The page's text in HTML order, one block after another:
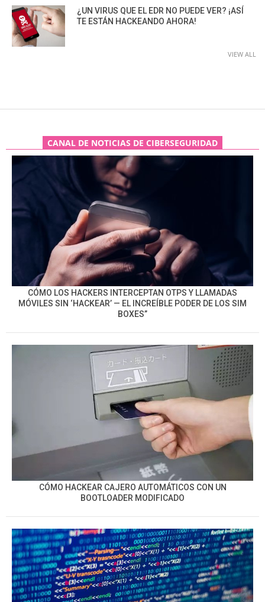
¿UN VIRUS QUE EL EDR NO PUEDE VER? ¡ASÍ
TE ESTÁN HACKEANDO AHORA!
VIEW ALL
CANAL DE NOTICIAS DE CIBERSEGURIDAD
CÓMO LOS HACKERS INTERCEPTAN OTPS Y LLAMADAS
MÓVILES SIN ‘HACKEAR’ — EL INCREÍBLE PODER DE LOS SIM
BOXES”
CÓMO HACKEAR CAJERO AUTOMÁTICOS CON UN
BOOTLOADER MODIFICADO